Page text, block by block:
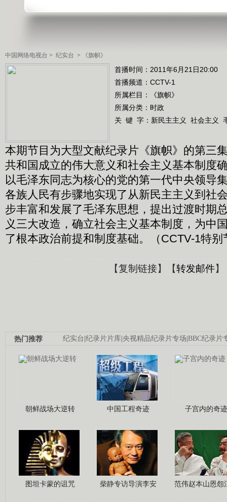
中国网络电视台 > 纪实台 > 《旗帜》
首播时间：2011年6月21日20:00
首播频道： CCTV-1
所属栏目：
《旗帜》
所属分类：时政
关 键 字： 新民主主义 社会主义
本期节目为大型文献纪录片《旗帜》的第三
共和国成立的伟大意义和社会主义基本制度
以毛泽东同志为核心的党的第一代中央领导
各族人民有步骤地实现了从新民主主义到社
步丰富和发展了毛泽东思想，提出过渡时期
义三大改造，确立社会主义基本制度，为中
了根本政治前提和制度基础。（CCTV-1特别
【复制链接】【转发邮件】
纪实台 纪录片片库 央视精品纪录片专场 BBC纪录片
热门推荐
朝鲜战场大逆转 中国工程奇迹 子宫内的奇迹
图坦卡蒙的诅咒 柴静专访导演李安 范伟赵本山恩怨